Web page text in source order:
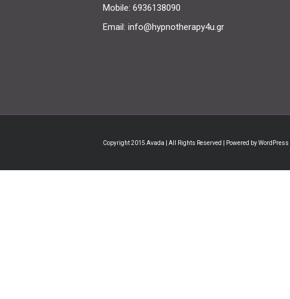
Mobile: 6936138090
Email: info@hypnotherapy4u.gr
Copyright 2015 Avada | All Rights Reserved | Powered byWordPress